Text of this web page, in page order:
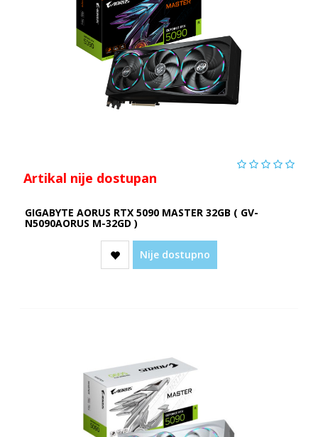
Artikal nije dostupan
GIGABYTE AORUS RTX 5090 MASTER 32GB ( GV-
N5090AORUS M-32GD )
Nije dostupno